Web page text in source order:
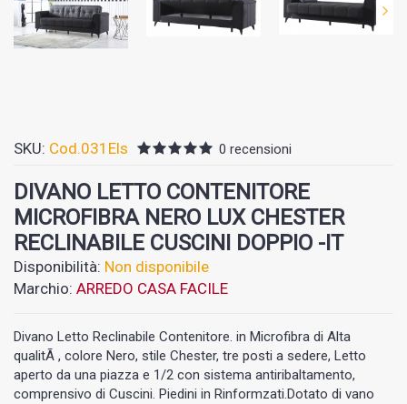
SKU: Cod.031Els 0 recensioni
DIVANO LETTO CONTENITORE
MICROFIBRA NERO LUX CHESTER
RECLINABILE CUSCINI DOPPIO -IT
Disponibilità: Non disponibile
Marchio: ARREDO CASA FACILE
Divano Letto Reclinabile Contenitore. in Microfibra di Alta
qualitÃ , colore Nero, stile Chester, tre posti a sedere, Letto
aperto da una piazza e 1/2 con sistema antiribaltamento,
comprensivo di Cuscini. Piedini in Rinformzati.Dotato di vano